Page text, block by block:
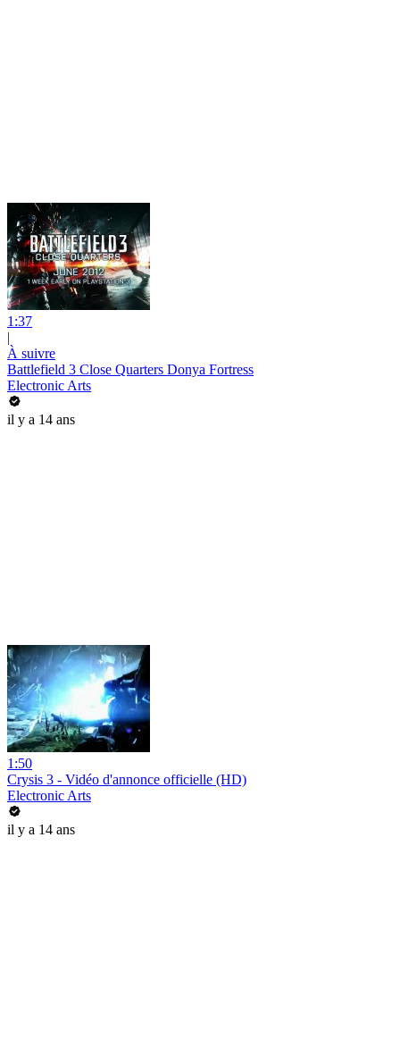
1:37
|
À suivre
Battlefield 3 Close Quarters Donya Fortress
Electronic Arts
il y a 14 ans
1:50
Crysis 3 - Vidéo d'annonce officielle (HD)
Electronic Arts
il y a 14 ans